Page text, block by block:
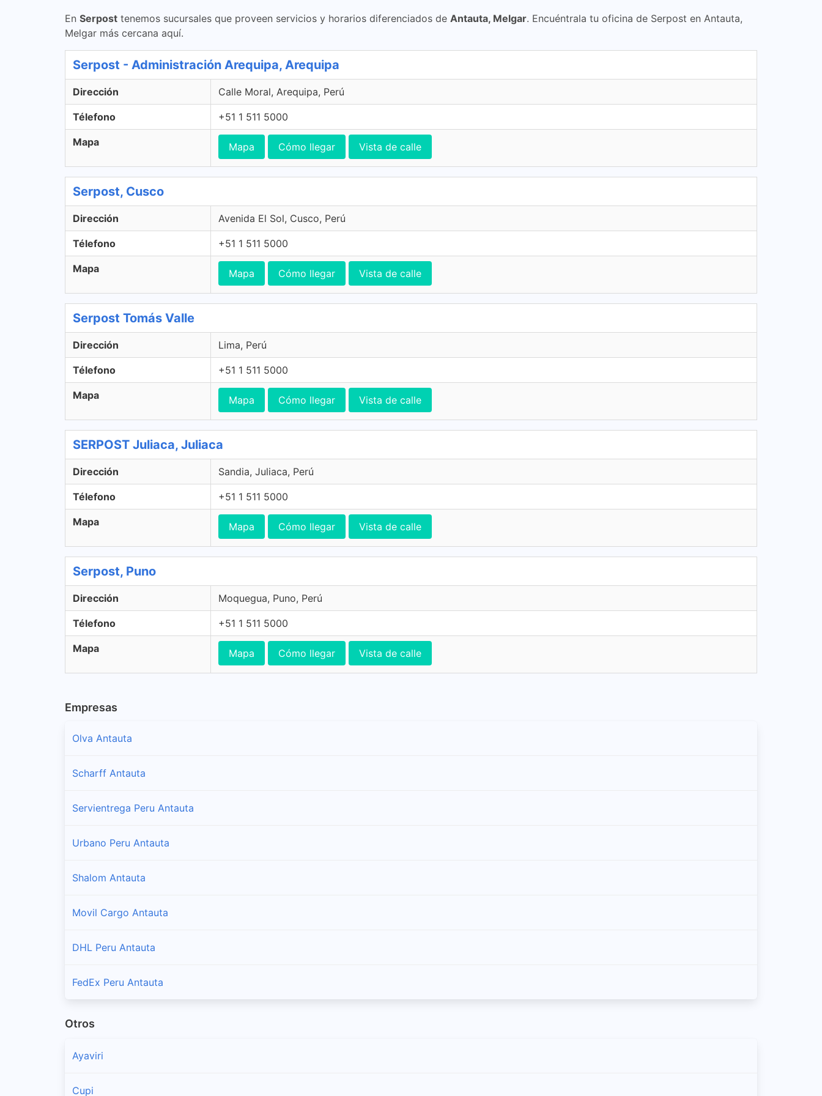
En Serpost tenemos sucursales que proveen servicios y horarios diferenciados de Antauta, Melgar. Encuéntrala tu oficina de Serpost en Antauta,
Melgar más cercana aquí.
Serpost - Administración Arequipa, Arequipa
Dirección Calle Moral, Arequipa, Perú
Télefono +51 1 511 5000
Mapa Mapa Cómo llegar Vista de calle
Serpost, Cusco
Dirección Avenida El Sol, Cusco, Perú
Télefono +51 1 511 5000
Mapa Mapa Cómo llegar Vista de calle
Serpost Tomás Valle
Dirección Lima, Perú
Télefono +51 1 511 5000
Mapa Mapa Cómo llegar Vista de calle
SERPOST Juliaca, Juliaca
Dirección Sandia, Juliaca, Perú
Télefono +51 1 511 5000
Mapa Mapa Cómo llegar Vista de calle
Serpost, Puno
Dirección Moquegua, Puno, Perú
Télefono +51 1 511 5000
Mapa Mapa Cómo llegar Vista de calle
Empresas
Olva Antauta
Scharff Antauta
Servientrega Peru Antauta
Urbano Peru Antauta
Shalom Antauta
Movil Cargo Antauta
DHL Peru Antauta
FedEx Peru Antauta
Otros
Ayaviri
Cupi